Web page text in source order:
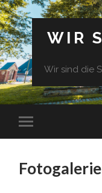
WIR
Wir sind die
Fotogalerie